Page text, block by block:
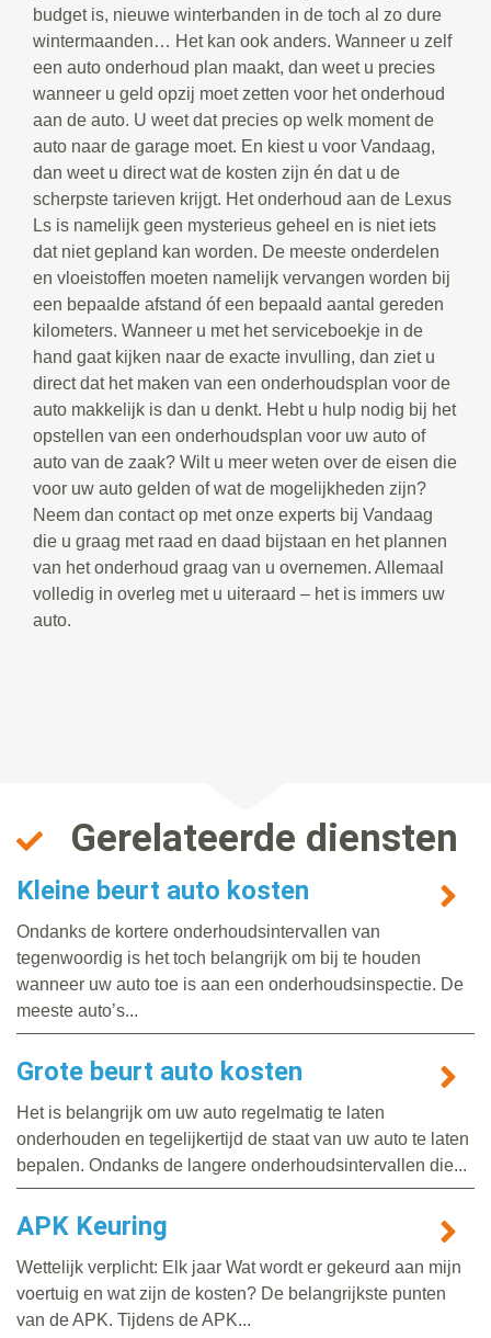
budget is, nieuwe winterbanden in de toch al zo dure
wintermaanden… Het kan ook anders. Wanneer u zelf
een auto onderhoud plan maakt, dan weet u precies
wanneer u geld opzij moet zetten voor het onderhoud
aan de auto. U weet dat precies op welk moment de
auto naar de garage moet. En kiest u voor Vandaag,
dan weet u direct wat de kosten zijn én dat u de
scherpste tarieven krijgt. Het onderhoud aan de Lexus
Ls is namelijk geen mysterieus geheel en is niet iets
dat niet gepland kan worden. De meeste onderdelen
en vloeistoffen moeten namelijk vervangen worden bij
een bepaalde afstand óf een bepaald aantal gereden
kilometers. Wanneer u met het serviceboekje in de
hand gaat kijken naar de exacte invulling, dan ziet u
direct dat het maken van een onderhoudsplan voor de
auto makkelijk is dan u denkt. Hebt u hulp nodig bij het
opstellen van een onderhoudsplan voor uw auto of
auto van de zaak? Wilt u meer weten over de eisen die
voor uw auto gelden of wat de mogelijkheden zijn?
Neem dan contact op met onze experts bij Vandaag
die u graag met raad en daad bijstaan en het plannen
van het onderhoud graag van u overnemen. Allemaal
volledig in overleg met u uiteraard – het is immers uw
auto.
Gerelateerde diensten
Kleine beurt auto kosten
Ondanks de kortere onderhoudsintervallen van
tegenwoordig is het toch belangrijk om bij te houden
wanneer uw auto toe is aan een onderhoudsinspectie. De
meeste auto’s...
Grote beurt auto kosten
Het is belangrijk om uw auto regelmatig te laten
onderhouden en tegelijkertijd de staat van uw auto te laten
bepalen. Ondanks de langere onderhoudsintervallen die...
APK Keuring
Wettelijk verplicht: Elk jaar Wat wordt er gekeurd aan mijn
voertuig en wat zijn de kosten? De belangrijkste punten
van de APK. Tijdens de APK...